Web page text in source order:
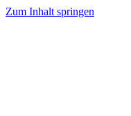
Zum Inhalt springen